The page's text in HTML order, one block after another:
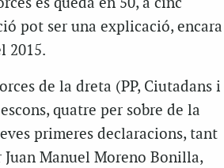
pot ser una explicació, encara
2015.
de la dreta (PP, Ciutadans i
quatre per sobre de la
primeres declaracions, tant
Juan Manuel Moreno Bonilla,